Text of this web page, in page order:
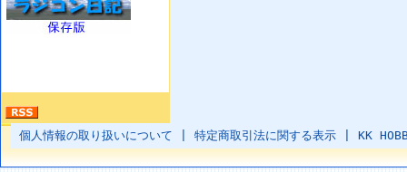
個人情報の取り扱いについて 特定商取引法に関する表示 KK